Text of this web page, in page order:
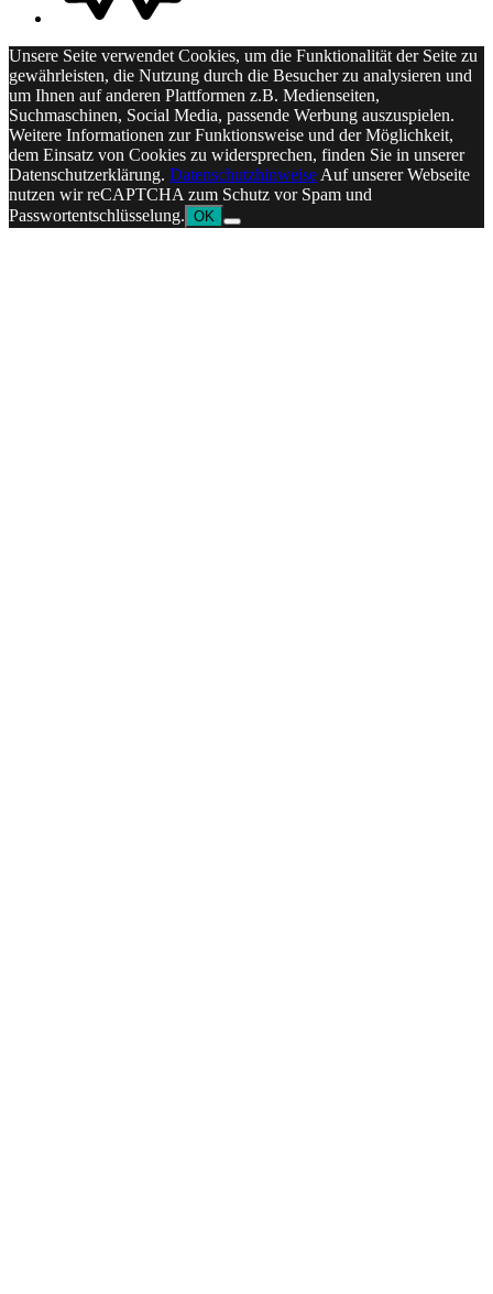
Unsere Seite verwendet Cookies, um die Funktionalität der Seite zu
gewährleisten, die Nutzung durch die Besucher zu analysieren und
um Ihnen auf anderen Plattformen z.B. Medienseiten,
Suchmaschinen, Social Media, passende Werbung auszuspielen.
Weitere Informationen zur Funktionsweise und der Möglichkeit,
dem Einsatz von Cookies zu widersprechen, finden Sie in unserer
Datenschutzerklärung. DatenschutzhinweiseAuf unserer Webseite
nutzen wir reCAPTCHA zum Schutz vor Spam und
Passwortentschlüsselung. OK